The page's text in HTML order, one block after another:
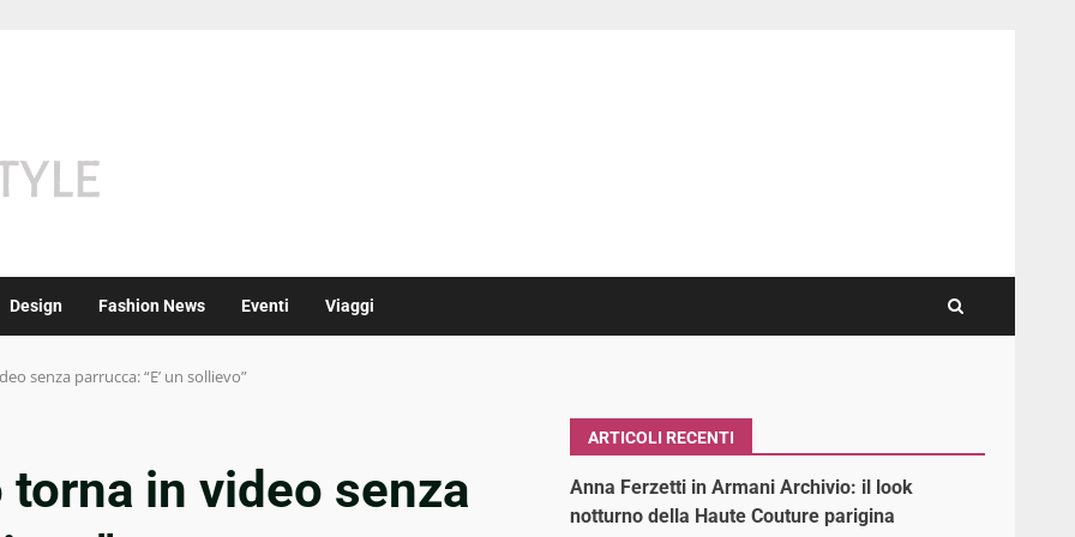
Design Fashion News Eventi Viaggi
senza parrucca: “E’ un sollievo”
in video senza
ARTICOLI RECENTI
Anna Ferzetti in Armani Archivio: il look
notturno della Haute Couture parigina